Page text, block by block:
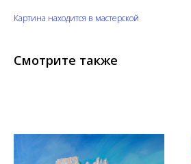
Картина находится в мастерской
Смотрите также